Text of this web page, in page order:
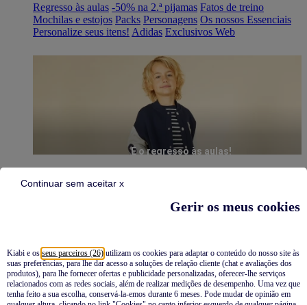
Gerir os meus cookies
Kiabi e os seus parceiros (26) utilizam os cookies para adaptar o conteúdo do nosso site às
suas preferências, para lhe dar acesso a soluções de relação cliente (chat e avaliações dos
produtos), para lhe fornecer ofertas e publicidade personalizadas, oferecer-lhe serviços
relacionados com as redes sociais, além de realizar medições de desempenho. Uma vez que
tenha feito a sua escolha, conservá-la-emos durante 6 meses. Pode mudar de opinião em
Continuar sem aceitar x
Regresso às aulas -50% na 2.ª pijamas Fatos de treino
Mochilas e estojos Packs Personagens Os nossos Essenciais
Personalize seus itens! Adidas Exclusivos Web
É o regresso às aulas!
Pijamas
Novidades